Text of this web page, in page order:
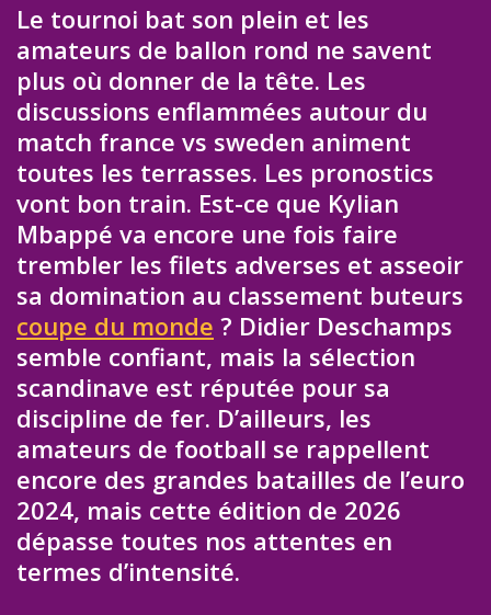
Le tournoi bat son plein et les
amateurs de ballon rond ne savent
plus où donner de la tête. Les
discussions enflammées autour du
match france vs sweden animent
toutes les terrasses. Les pronostics
vont bon train. Est-ce que Kylian
Mbappé va encore une fois faire
trembler les filets adverses et asseoir
sa domination au classement buteurs
coupe du monde ? Didier Deschamps
semble confiant, mais la sélection
scandinave est réputée pour sa
discipline de fer. D’ailleurs, les
amateurs de football se rappellent
encore des grandes batailles de l’euro
2024, mais cette édition de 2026
dépasse toutes nos attentes en
termes d’intensité.